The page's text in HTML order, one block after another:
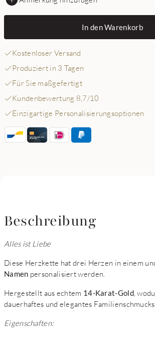
In den Warenkorb
Kostenloser Versand
Produziert in 3 Tagen
Für Sie maßgefertigt
Kundenbewertung 8,7/10
Einzigartige Personalisierungsoptionen
Beschreibung
Alles ist Liebe
Diese Herzkette hat drei Herzen in einem
Namen personalisiert werden.
Hergestellt aus echtem 14-Karat-Gold,
dauerhaftes und elegantes
Eigenschaften: